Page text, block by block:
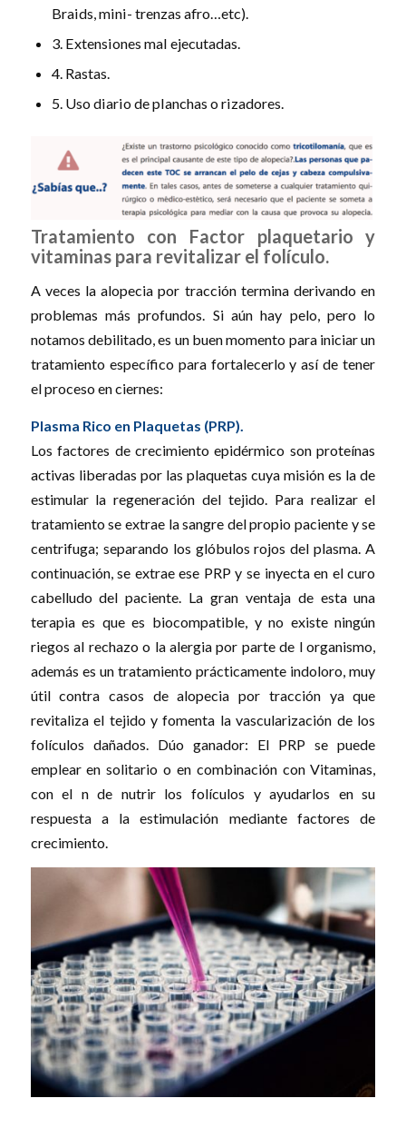
Braids, mini- trenzas afro…etc).
3. Extensiones mal ejecutadas.
4. Rastas.
5. Uso diario de planchas o rizadores.
Tratamiento con Factor plaquetario y
vitaminas para revitalizar el folículo.
A veces la alopecia por tracción termina derivando en
problemas más profundos. Si aún hay pelo, pero lo
notamos debilitado, es un buen momento para iniciar un
tratamiento específico para fortalecerlo y así de tener
el proceso en ciernes:
Plasma Rico en Plaquetas (PRP).
Los factores de crecimiento epidérmico son proteínas
activas liberadas por las plaquetas cuya misión es la de
estimular la regeneración del tejido. Para realizar el
tratamiento se extrae la sangre del propio paciente y se
centrifuga; separando los glóbulos rojos del plasma. A
continuación, se extrae ese PRP y se inyecta en el curo
cabelludo del paciente. La gran ventaja de esta una
terapia es que es biocompatible, y no existe ningún
riegos al rechazo o la alergia por parte de l organismo,
además es un tratamiento prácticamente indoloro, muy
útil contra casos de alopecia por tracción ya que
revitaliza el tejido y fomenta la vascularización de los
folículos dañados. Dúo ganador: El PRP se puede
emplear en solitario o en combinación con Vitaminas,
con el n de nutrir los folículos y ayudarlos en su
respuesta a la estimulación mediante factores de
crecimiento.